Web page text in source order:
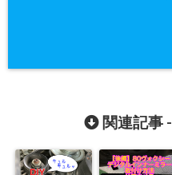
関連記事 -